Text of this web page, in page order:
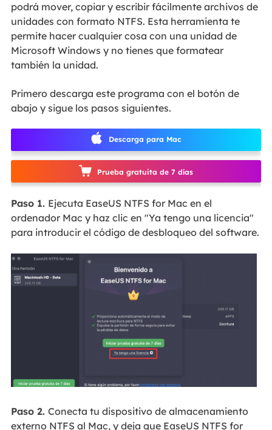
podrá mover, copiar y escribir fácilmente archivos de
unidades con formato NTFS. Esta herramienta te
permite hacer cualquier cosa con una unidad de
Microsoft Windows y no tienes que formatear
también la unidad.
Primero descarga este programa con el botón de
abajo y sigue los pasos siguientes.
Descarga para Mac
Prueba gratuita de 7 días
Paso 1. Ejecuta EaseUS NTFS for Mac en el
ordenador Mac y haz clic en "Ya tengo una licencia"
para introducir el código de desbloqueo del software.
Paso 2. Conecta tu dispositivo de almacenamiento
externo NTFS al Mac, y deja que EaseUS NTFS for